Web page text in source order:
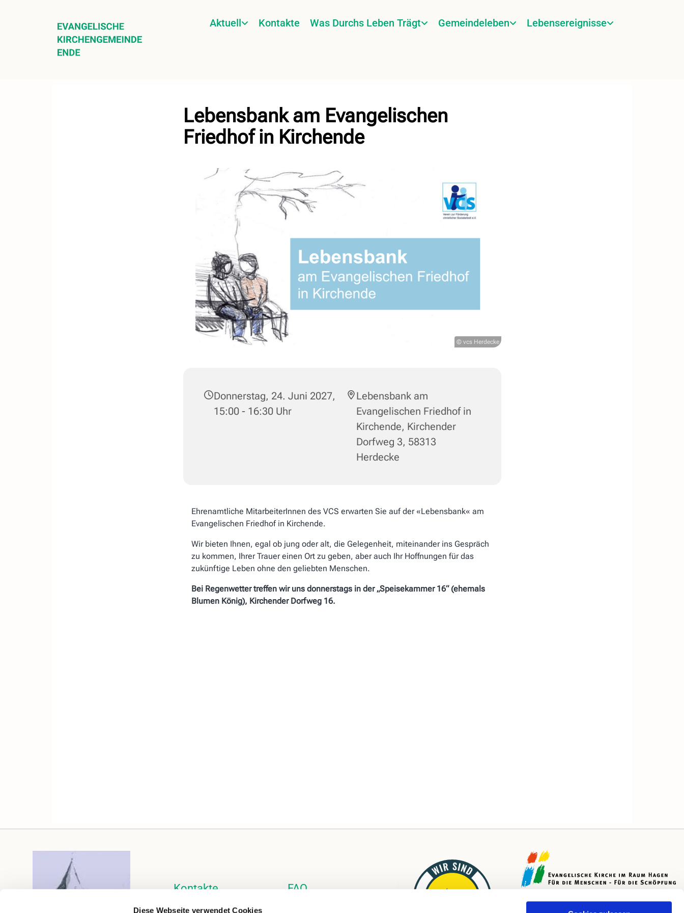
Diese Webseite verwendet Cookies
Aktuell Kontakte Was Durchs Leben Trägt Gemeindeleben Lebensereignisse
Lebensbank am Evangelischen
Friedhof in Kirchende
© vcs Herdecke
Donnerstag, 24. Juni 2027,
15:00 - 16:30 Uhr
Lebensbank am
Evangelischen Friedhof in
Kirchende, Kirchender
Dorfweg 3, 58313
Herdecke
Ehrenamtliche MitarbeiterInnen des VCS erwarten Sie auf der «Lebensbank« am
Evangelischen Friedhof in Kirchende.
Wir bieten Ihnen, egal ob jung oder alt, die Gelegenheit, miteinander ins Gespräch
zu kommen, Ihrer Trauer einen Ort zu geben, aber auch Ihr Hoffnungen für das
zukünftige Leben ohne den geliebten Menschen.
Bei Regenwetter treffen wir uns donnerstags in der „Speisekammer 16“ (ehemals
Blumen König), Kirchender Dorfweg 16.
Kontakte
Kalender
FAQ